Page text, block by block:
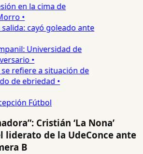
en la cima de
•
cayó goleado ante
Universidad de
•
refiere a situación de
de ebriedad •
Fútbol
Cristián ‘La Nona’
liderato de la UdeConce ante
B